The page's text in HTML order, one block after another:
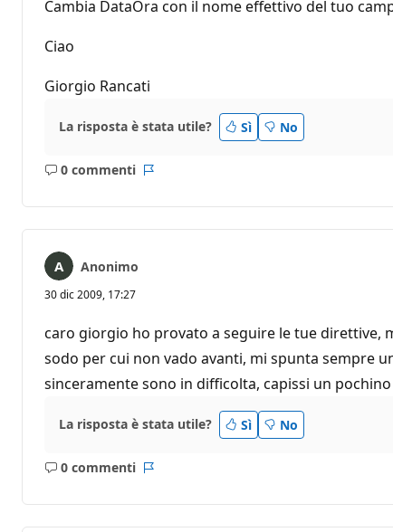
Cambia DataOra con il nome effettivo del tuo
Ciao
Giorgio Rancati
La risposta è stata utile? Sì No
0 commenti
Nessun
Anonimo
30 dic 2009, 17:27
caro giorgio ho provato a seguire le tue direttive,
sodo per cui non vado avanti, mi spunta sempre
sinceramente sono in difficolta, capissi un
La risposta è stata utile? Sì No
0 commenti
Nessun